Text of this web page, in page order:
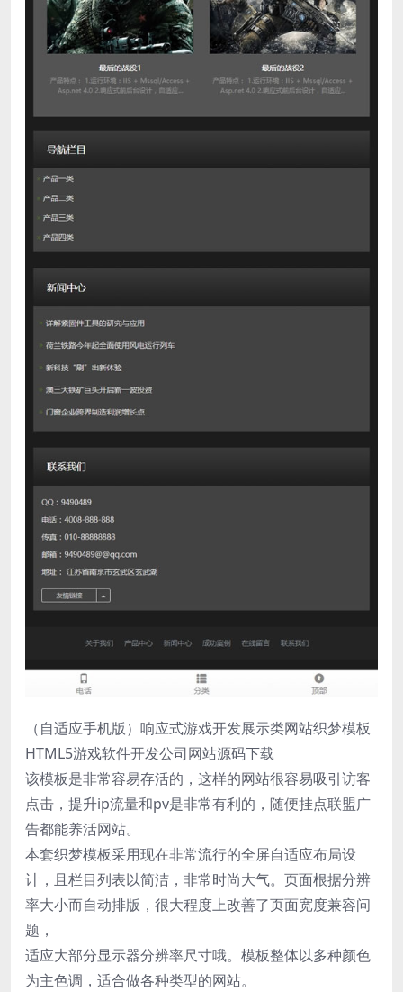
（自适应手机版）响应式游戏开发展示类网站织梦模板
HTML5游戏软件开发公司网站源码下载
该模板是非常容易存活的，这样的网站很容易吸引访客
点击，提升ip流量和pv是非常有利的，随便挂点联盟广
告都能养活网站。
本套织梦模板采用现在非常流行的全屏自适应布局设
计，且栏目列表以简洁，非常时尚大气。页面根据分辨
率大小而自动排版，很大程度上改善了页面宽度兼容问
题，
适应大部分显示器分辨率尺寸哦。模板整体以多种颜色
为主色调，适合做各种类型的网站。